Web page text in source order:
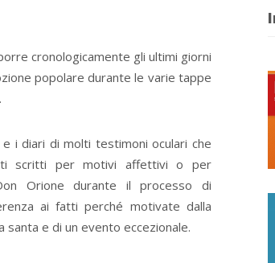
cronologicamente gli ultimi giorni
popolare durante le varie tappe
i diari di molti testimoni oculari che
scritti per motivi affettivi o per
Orione durante il processo di
ai fatti perché motivate dalla
e di un evento eccezionale.